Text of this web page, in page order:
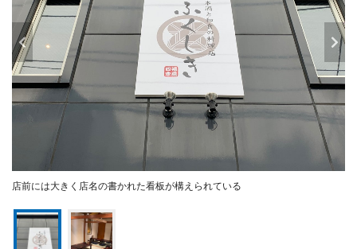
店前には大きく店名の書かれた看板が構えられている